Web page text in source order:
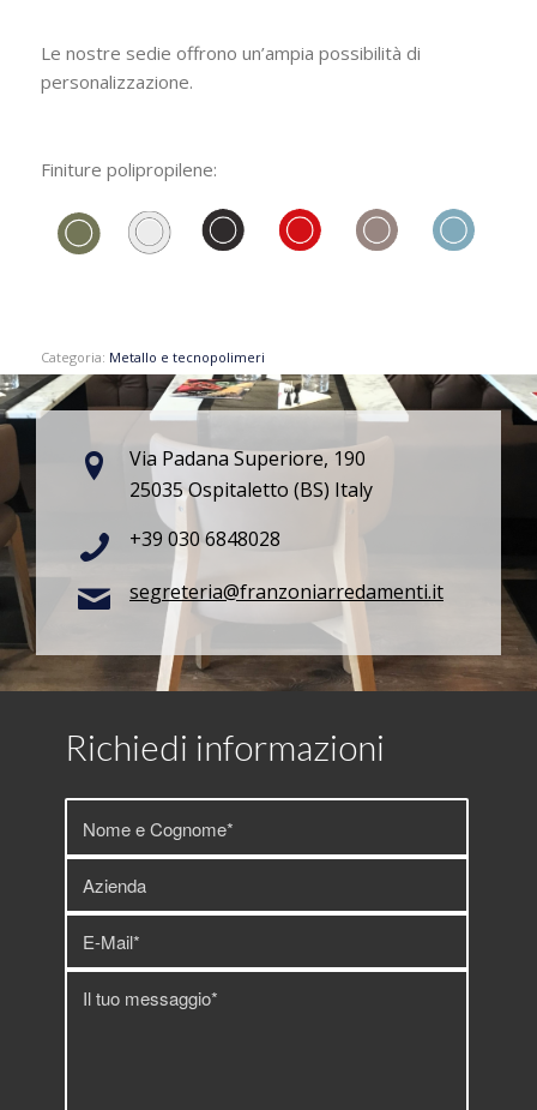
Le nostre sedie offrono un’ampia possibilità di
personalizzazione.
Finiture polipropilene:
Categoria: Metallo e tecnopolimeri
Via Padana Superiore, 190
25035 Ospitaletto (BS) Italy
+39 030 6848028
segreteria@franzoniarredamenti.it
Richiedi informazioni